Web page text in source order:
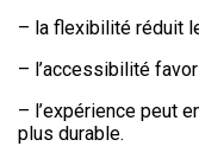
– la flexibilité réduit
– l’accessibilité
– l’expérience peut
plus durable.